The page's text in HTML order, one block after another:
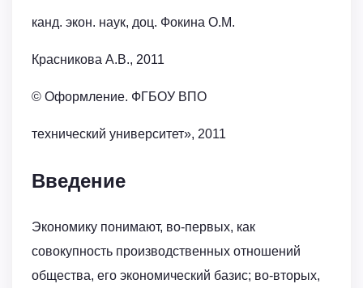
канд. экон. наук, доц. Фокина О.М.
Красникова А.В., 2011
© Оформление. ФГБОУ ВПО
технический университет», 2011
Введение
Экономику понимают, во-первых, как
совокупность производственных отношений
общества, его экономический базис; во-вторых,